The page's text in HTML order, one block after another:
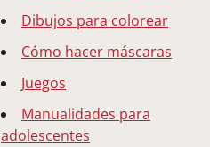
Dibujos para colorear
Cómo hacer máscaras
Juegos
Manualidades para
adolescentes